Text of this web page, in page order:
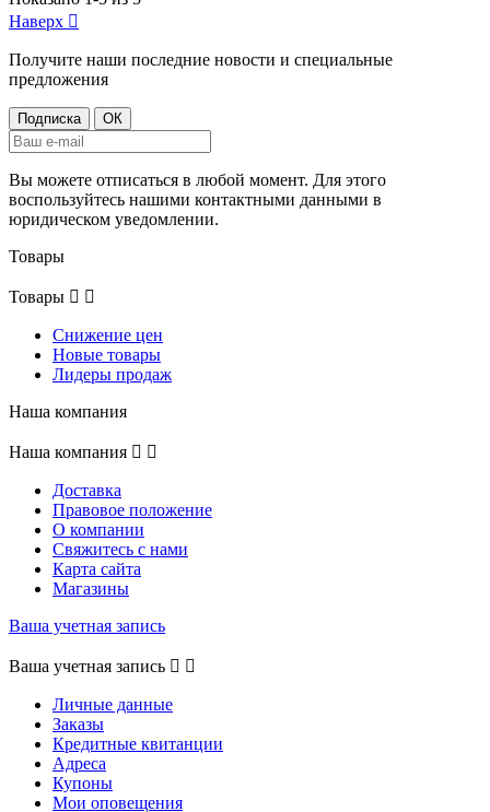
Наверх 
Получите наши последние новости и специальные
предложения
Вы можете отписаться в любой момент. Для этого
воспользуйтесь нашими контактными данными в
юридическом уведомлении.
Товары
Товары  
Снижение цен
Новые товары
Лидеры продаж
Наша компания
Наша компания  
Доставка
Правовое положение
О компании
Свяжитесь с нами
Карта сайта
Магазины
Ваша учетная запись
Ваша учетная запись  
Личные данные
Заказы
Кредитные квитанции
Адреса
Купоны
Мои оповещения